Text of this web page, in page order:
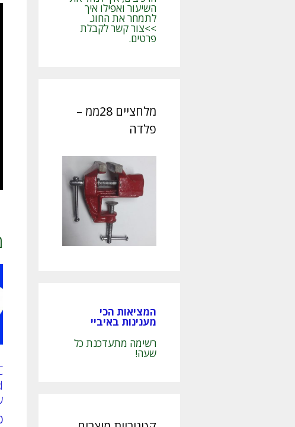
השיעור ואפילו איך
לתמחר את החוג.
>>צור קשר לקבלת
פרטים.
מלחציים 28ממ –
פלדה
המציאות הכי
מענינות באיביי
רשימה מתעדכנת כל
שעה!